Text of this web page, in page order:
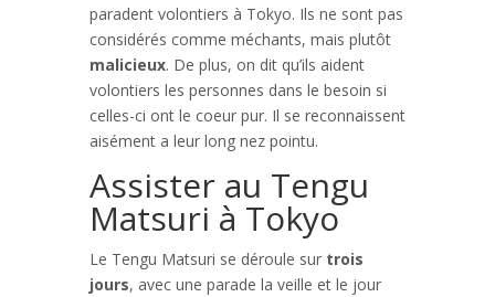
paradent volontiers à Tokyo. Ils ne sont pas
considérés comme méchants, mais plutôt
malicieux. De plus, on dit qu’ils aident
volontiers les personnes dans le besoin si
celles-ci ont le coeur pur. Il se reconnaissent
aisément a leur long nez pointu.
Assister au Tengu
Matsuri à Tokyo
Le Tengu Matsuri se déroule sur trois
jours, avec une parade la veille et le jour